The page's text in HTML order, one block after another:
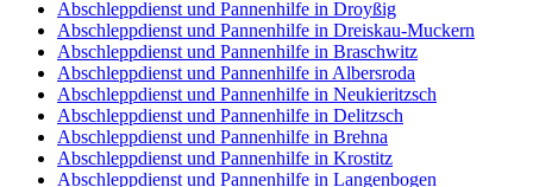
Abschleppdienst und Pannenhilfe in Droyßig
Abschleppdienst und Pannenhilfe in Dreiskau-Muckern
Abschleppdienst und Pannenhilfe in Braschwitz
Abschleppdienst und Pannenhilfe in Albersroda
Abschleppdienst und Pannenhilfe in Neukieritzsch
Abschleppdienst und Pannenhilfe in Delitzsch
Abschleppdienst und Pannenhilfe in Brehna
Abschleppdienst und Pannenhilfe in Krostitz
Abschleppdienst und Pannenhilfe in Langenbogen